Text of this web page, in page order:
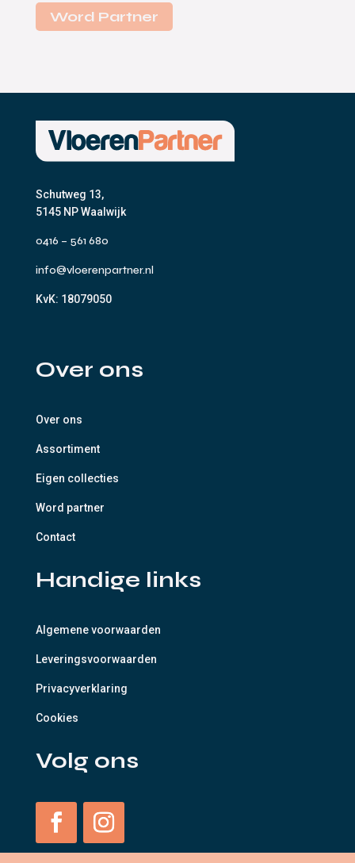
Word Partner
Schutweg 13,
5145 NP Waalwijk
0416 – 561 680
info@vloerenpartner.nl
KvK: 18079050
Over ons
Over ons
Assortiment
Eigen collecties
Word partner
Contact
Handige links
Algemene voorwaarden
Leveringsvoorwaarden
Privacyverklaring
Cookies
Volg ons